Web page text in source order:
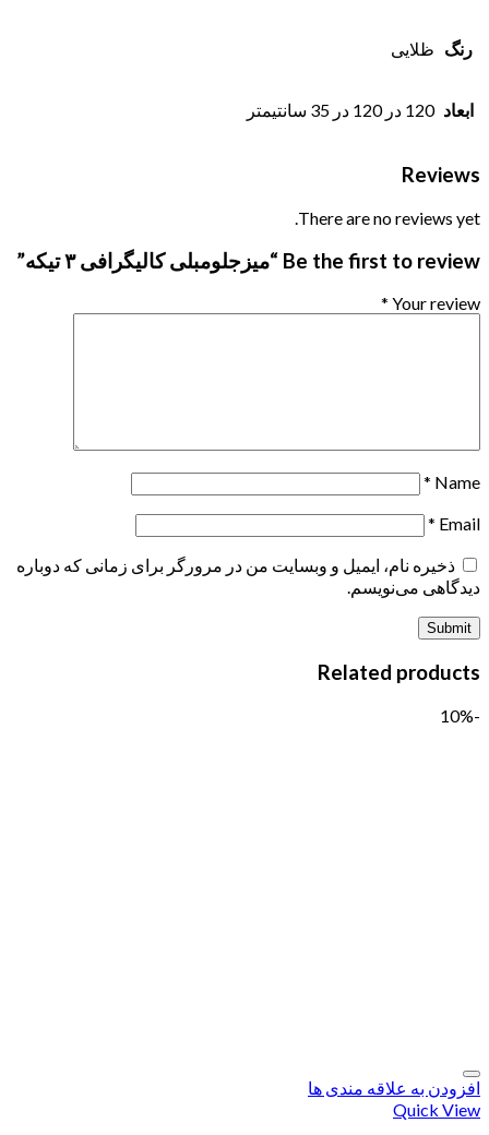
رنگ ظلایی
ابعاد 120 در 120 در 35 سانتیمتر
Reviews
There are no reviews yet.
Be the first to review “میزجلومبلی کالیگرافی ۳ تیکه”
Your review
*
Name
*
Email
*
ذخیره نام، ایمیل و وبسایت من در مرورگر برای زمانی که دوباره
دیدگاهی می‌نویسم.
Related products
-10%
افزودن به علاقه مندی ها
Quick View